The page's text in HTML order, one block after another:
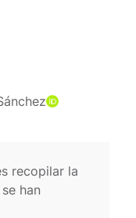
recopilar la
han